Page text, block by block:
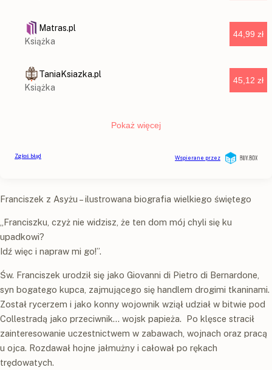
Franciszek z Asyżu – ilustrowana biografia wielkiego świętego
„Franciszku, czyż nie widzisz, że ten dom mój chyli się ku
upadkowi?
Idź więc i napraw mi go!”.
Św. Franciszek urodził się jako Giovanni di Pietro di Bernardone,
syn bogatego kupca, zajmującego się handlem drogimi tkaninami.
Został rycerzem i jako konny wojownik wziął udział w bitwie pod
Collestradą jako przeciwnik… wojsk papieża. Po klęsce stracił
zainteresowanie uczestnictwem w zabawach, wojnach oraz pracą
u ojca. Rozdawał hojne jałmużny i całował po rękach
trędowatych.